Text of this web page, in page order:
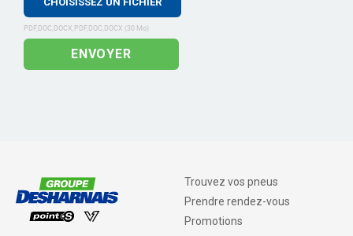
ENVOYER
Trouvez vos pneus
Prendre rendez-vous
Promotions